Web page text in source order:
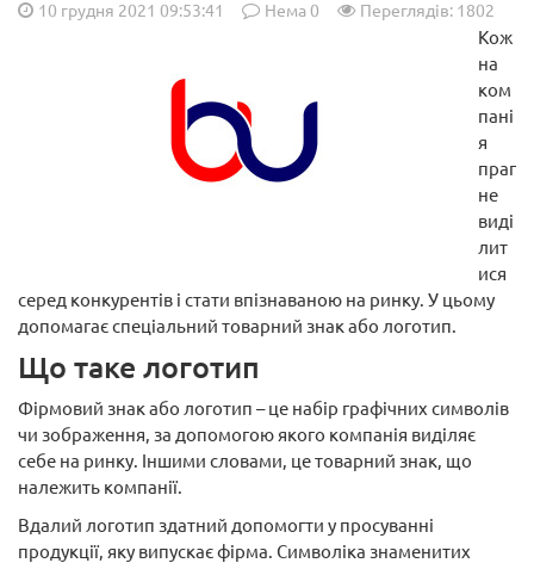
10 грудня 2021 09:53:41 Нема 0 Переглядів: 1802
Кож
на
ком
пані
я
праг
не
виді
лит
ися
серед конкурентів і стати впізнаваною на ринку. У цьому
допомагає спеціальний товарний знак або логотип.
Що таке логотип
Фірмовий знак або логотип – це набір графічних символів
чи зображення, за допомогою якого компанія виділяє
себе на ринку. Іншими словами, це товарний знак, що
належить компанії.
Вдалий логотип здатний допомогти у просуванні
продукції, яку випускає фірма. Символіка знаменитих